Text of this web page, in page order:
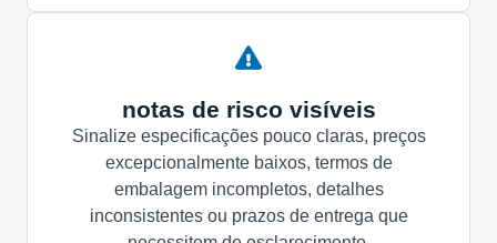
notas de risco visíveis
Sinalize especificações pouco claras, preços
excepcionalmente baixos, termos de
embalagem incompletos, detalhes
inconsistentes ou prazos de entrega que